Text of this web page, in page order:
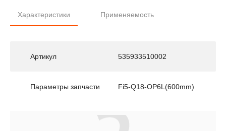
Характеристики Применяемость
Артикул 535933510002
Параметры запчасти Fi5-Q18-OP6L(600mm)